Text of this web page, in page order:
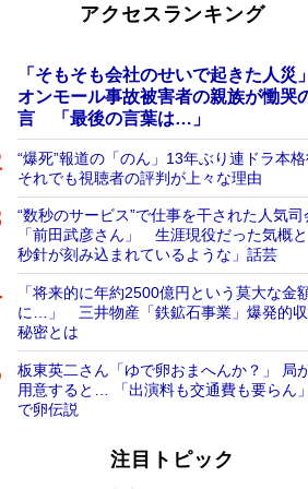
アクセスランキング
「そもそも会社のせいで起きた人
オンモール事故被害者の親族が慟哭
言 「最後の言葉は…」
“爆死”報道の「のん」13年ぶり連ドラ本
それでも視聴者の評判が上々な理由
“数秒のサービス”で仕事を干された人気司
「前田武彦さん」 生涯現役だった気概
秒針が刻み込まれているような」話芸
「将来的に年約2500億円という莫大な金
に…」 三井物産「鉄鉱石事業」爆発的
秘密とは
板東英二さん「ゆで卵おまへんか？」 局
用意すると… 「出演料も交通費も要らん
で卵伝説
注目トピック